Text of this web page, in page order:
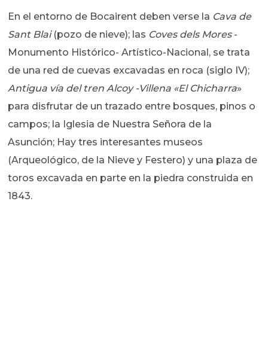
En el entorno de Bocairent deben verse la Cava de
Sant Blai(pozo de nieve); las Coves dels Mores-
Monumento Histórico- Artístico-Nacional, se trata
de una red de cuevas excavadas en roca (siglo IV);
Antigua vía del tren Alcoy -Villena «El Chicharra»
para disfrutar de un trazado entre bosques, pinos o
campos; la Iglesia de Nuestra Señora de la
Asunción; Hay tres interesantes museos
(Arqueológico, de la Nieve y Festero) y una plaza de
toros excavada en parte en la piedra construida en
1843.